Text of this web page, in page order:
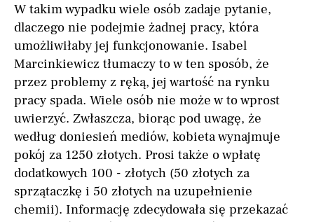
W takim wypadku wiele osób zadaje pytanie,
dlaczego nie podejmie żadnej pracy, która
umożliwiłaby jej funkcjonowanie. Isabel
Marcinkiewicz tłumaczy to w ten sposób, że
przez problemy z ręką, jej wartość na rynku
pracy spada. Wiele osób nie może w to wprost
uwierzyć. Zwłaszcza, biorąc pod uwagę, że
według doniesień mediów, kobieta wynajmuje
pokój za 1250 złotych. Prosi także o wpłatę
dodatkowych 100 - złotych (50 złotych za
sprzątaczkę i 50 złotych na uzupełnienie
chemii). Informację zdecydowała się przekazać